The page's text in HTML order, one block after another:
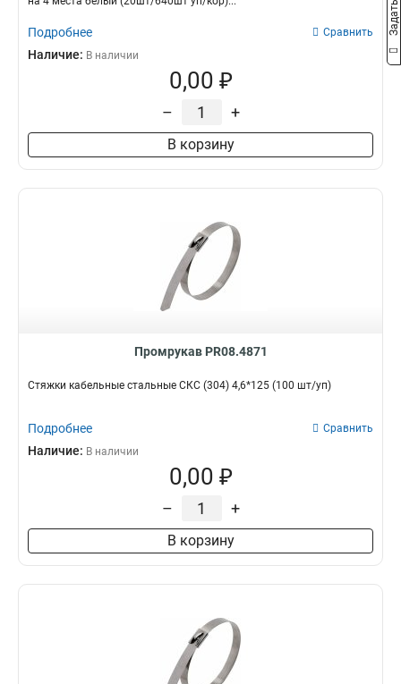
Подробнее Сравнить
Наличие: В наличии
0,00 ₽
– +
В корзину
Промрукав PR08.4871
Стяжки кабельные стальные СКС (304) 4,6*125 (100 шт/уп)
Подробнее Сравнить
Наличие: В наличии
0,00 ₽
– +
В корзину